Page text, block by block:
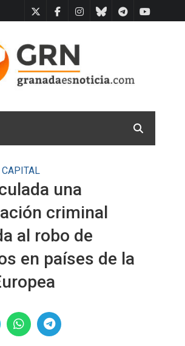
una
criminal
al robo de
en países de la